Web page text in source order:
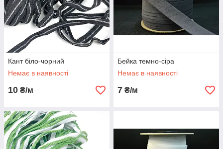
Кант біло-чорний
Немає в наявності
10 ₴/м
Бейка темно-сіра
Немає в наявності
7 ₴/м